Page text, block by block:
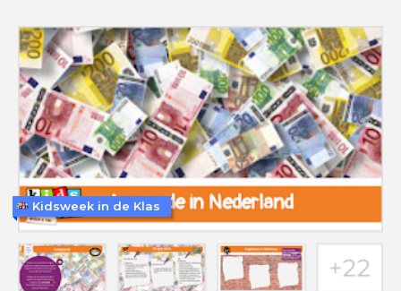
Kidsweek in de Klas